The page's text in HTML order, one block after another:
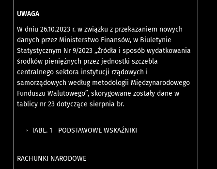
UWAGA
W dniu 26.10.2023 r. w związku z przekazaniem nowych
danych przez Ministerstwo Finansów, w Biuletynie
Statystycznym Nr 9/2023 „Źródła i sposób wydatkowania
środków pieniężnych przez jednostki szczebla
centralnego sektora instytucji rządowych i
samorządowych według metodologii Międzynarodowego
Funduszu Walutowego”, skorygowane zostały dane w
tablicy nr 23 dotyczące sierpnia br.
TABL. 1 PODSTAWOWE WSKAŹNIKI
RACHUNKI NARODOWE